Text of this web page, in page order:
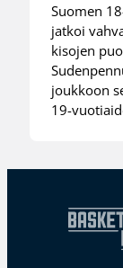
Suomen
jatkoi
kisojen
joukkoon
19-